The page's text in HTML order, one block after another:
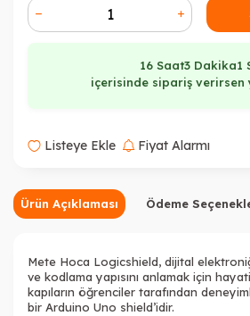
16 Saat3 Dakika0
içerisinde sipariş verirsen
Listeye Ekle Fiyat Alarmı
Ürün Açıklaması Ödeme
Mete Hoca Logicshield, dijital
ve kodlama yapısını anlamak için
kapıların öğrenciler tarafından
bir Arduino Uno shield’idir.